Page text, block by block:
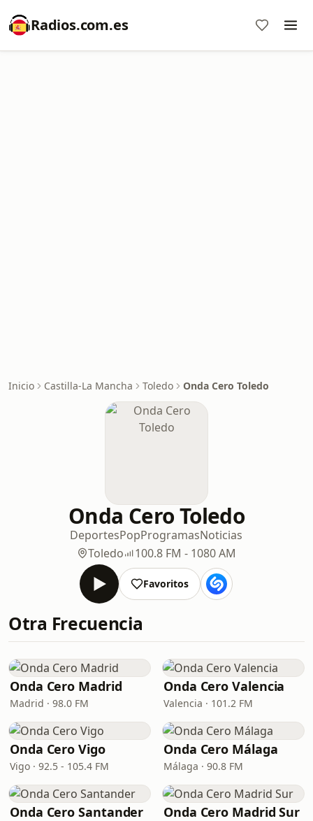
Radios.com.es
Inicio Castilla-La Mancha Toledo Onda Cero Toledo
Onda Cero Toledo
DeportesPopProgramasNoticias
Toledo
100.8 FM - 1080 AM
Favoritos
Otra Frecuencia
Onda Cero Madrid
Madrid · 98.0 FM
Onda Cero Valencia
Valencia · 101.2 FM
Onda Cero Vigo
Vigo · 92.5 - 105.4 FM
Onda Cero Málaga
Málaga · 90.8 FM
Onda Cero Santander Onda Cero Madrid Sur